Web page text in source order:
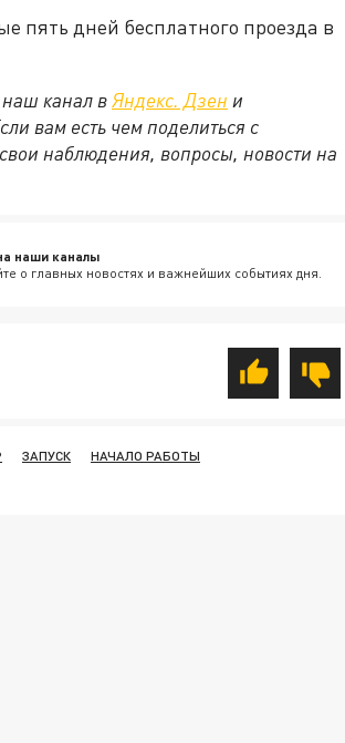
пять дней бесплатного проезда в
канал вЯндекс. Дзен и
вам есть чем поделиться с
наблюдения, вопросы, новости на
наши каналы
о главных новостях и важнейших событиях дня.
ЗАПУСК
НАЧАЛО РАБОТЫ